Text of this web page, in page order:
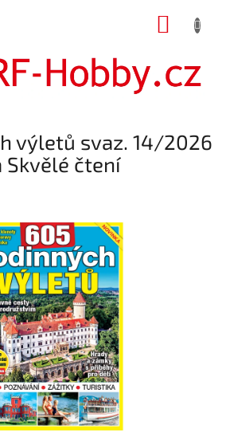
výletů svaz. 14/2026
čtení